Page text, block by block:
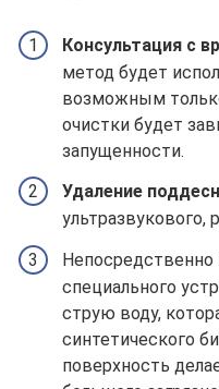
Консультация с
метод будет
возможным
очистки будет
запущенности.
Удаление
ультразвукового,
Непосредственно
специального
струю воду,
синтетического
поверхность